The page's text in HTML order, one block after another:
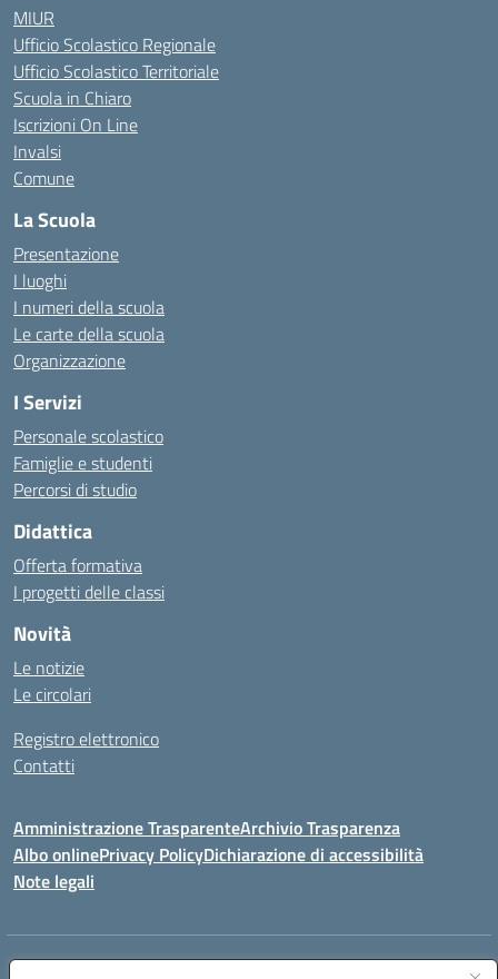
MIUR
Ufficio Scolastico Regionale
Ufficio Scolastico Territoriale
Scuola in Chiaro
Iscrizioni On Line
Invalsi
Comune
La Scuola
Presentazione
I luoghi
I numeri della scuola
Le carte della scuola
Organizzazione
I Servizi
Personale scolastico
Famiglie e studenti
Percorsi di studio
Didattica
Offerta formativa
I progetti delle classi
Novità
Le notizie
Le circolari
Registro elettronico
Contatti
Amministrazione TrasparenteArchivio Trasparenza
Albo onlinePrivacy PolicyDichiarazione di accessibilità
Note legali
Indirizzo: